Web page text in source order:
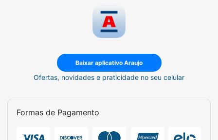
Baixar aplicativo Araujo
Ofertas, novidades e praticidade no seu celular
Formas de Pagamento